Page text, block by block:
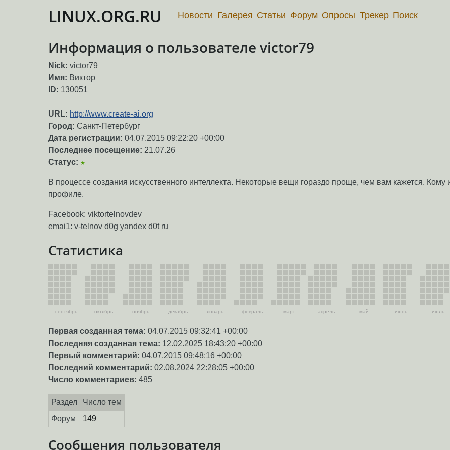
LINUX.ORG.RU Новости Галерея Статьи Форум Опросы Трекер Поиск
Информация о пользователе victor79
Nick: victor79
Имя: Виктор
ID: 130051
URL: http://www.create-ai.org
Город: Санкт-Петербург
Дата регистрации: 04.07.2015 09:22:20 +00:00
Последнее посещение: 21.07.26
Статус: ★
В процессе создания искусственного интеллекта. Некоторые вещи гораздо проще, чем вам кажется. Кому
профиле.
Facebook: viktortelnovdev
еmаi1: v-telnov d0g yandex d0t ru
Статистика
сентябрь октябрь ноябрь декабрь январь февраль март апрель май июнь июль
Первая созданная тема: 04.07.2015 09:32:41 +00:00
Последняя созданная тема: 12.02.2025 18:43:20 +00:00
Первый комментарий: 04.07.2015 09:48:16 +00:00
Последний комментарий: 02.08.2024 22:28:05 +00:00
Число комментариев: 485
Раздел
Число тем
Форум
149
Сообщения пользователя